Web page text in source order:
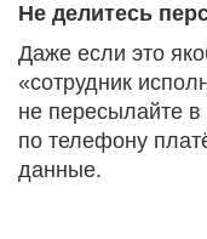
Не делитесь
Даже если это
«сотрудник
не пересылайте в
по телефону
данные.